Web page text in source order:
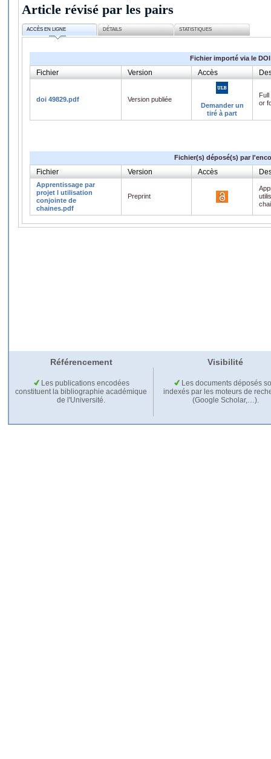
Article révisé par les pairs
ACCÈS EN LIGNE DÉTAILS STATISTIQUES
Fichier importé via le DOI
Fichier Version Accès
doi 49829.pdf
Version publiée
Demander un
tiré à part
or
Fichier(s) déposé(s) par
Fichier Version Accès
Apprentissage par
projet l utilisation
conjointe de
chaines.pdf
Preprint
Référencement Visibilité
Les publications encodées
constituent la bibliographie académique
de l'Université.
Les documents déposés
indexés par les moteurs de
(Google Scholar,…).